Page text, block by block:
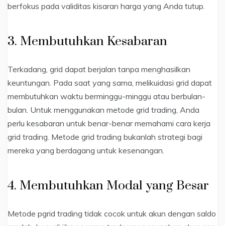
berfokus pada validitas kisaran harga yang Anda tutup.
3. Membutuhkan Kesabaran
Terkadang, grid dapat berjalan tanpa menghasilkan
keuntungan. Pada saat yang sama, melikuidasi grid dapat
membutuhkan waktu berminggu-minggu atau berbulan-
bulan. Untuk menggunakan metode grid trading, Anda
perlu kesabaran untuk benar-benar memahami cara kerja
grid trading. Metode grid trading bukanlah strategi bagi
mereka yang berdagang untuk kesenangan.
4. Membutuhkan Modal yang Besar
Metode pgrid trading tidak cocok untuk akun dengan saldo